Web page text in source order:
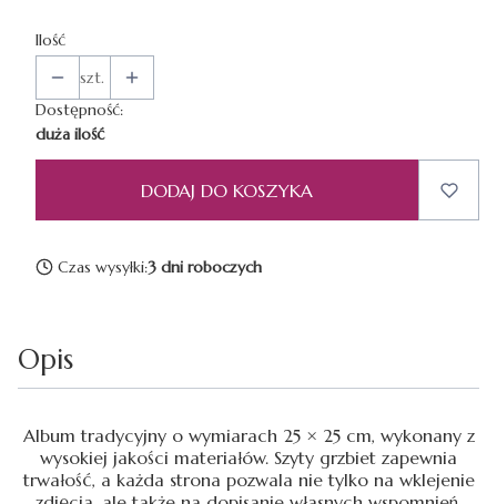
Ilość
szt.
Dostępność:
duża ilość
DODAJ DO KOSZYKA
Czas wysyłki:3 dni roboczych
Opis
Album tradycyjny o wymiarach 25 × 25 cm, wykonany z
wysokiej jakości materiałów. Szyty grzbiet zapewnia
trwałość, a każda strona pozwala nie tylko na wklejenie